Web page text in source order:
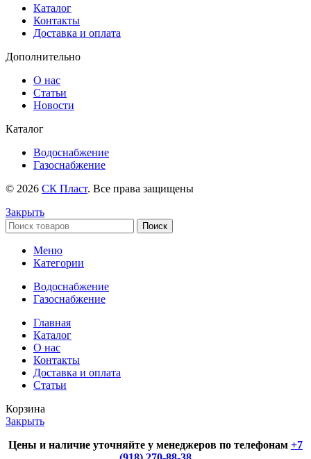
Каталог
Контакты
Доставка и оплата
Дополнительно
О нас
Статьи
Новости
Каталог
Водоснабжение
Газоснабжение
© 2026 СК Пласт. Все права защищены
Закрыть
Поиск
Меню
Категории
Водоснабжение
Газоснабжение
Главная
Каталог
О нас
Контакты
Доставка и оплата
Статьи
Корзина
Закрыть
Цены и наличие уточняйте у менеджеров по телефонам +7